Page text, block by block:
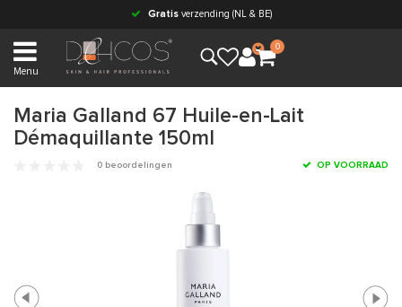
Gratisverzending (NL & BE)
Menu
0
Maria Galland 67 Huile-en-Lait
Démaquillante 150ml
0 beoordelingen OP VOORRAAD